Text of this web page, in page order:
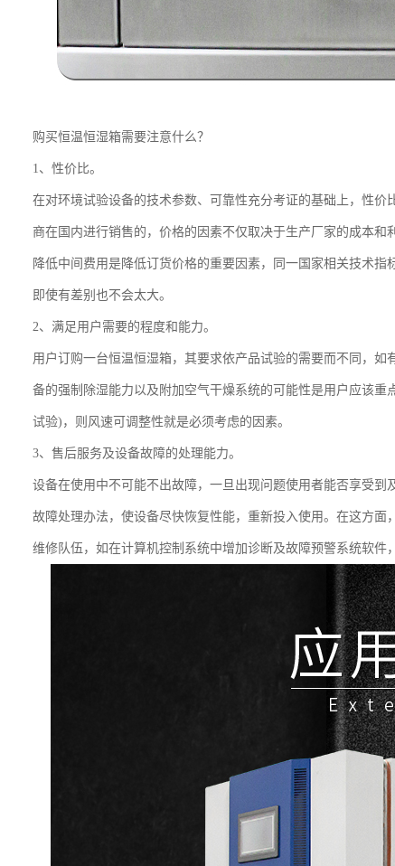
购买恒温恒湿箱需要注意什么？
1、性价比。
在对环境试验设备的技术参数、可靠性充分考证的基础上，性
商在国内进行销售的，价格的因素不仅取决于生产厂家的成本和
降低中间费用是降低订货价格的重要因素，同一国家相关技术
即使有差别也不会太大。
2、满足用户需要的程度和能力。
用户订购一台恒温恒湿箱，其要求依产品试验的需要而不同，
备的强制除湿能力以及附加空气干燥系统的可能性是用户应该
试验)，则风速可调整性就是必须考虑的因素。
3、售后服务及设备故障的处理能力。
设备在使用中不可能不出故障，一旦出现问题使用者能否享受
故障处理办法，使设备尽快恢复性能，重新投入使用。在这方
维修队伍，如在计算机控制系统中增加诊断及故障预警系统软件